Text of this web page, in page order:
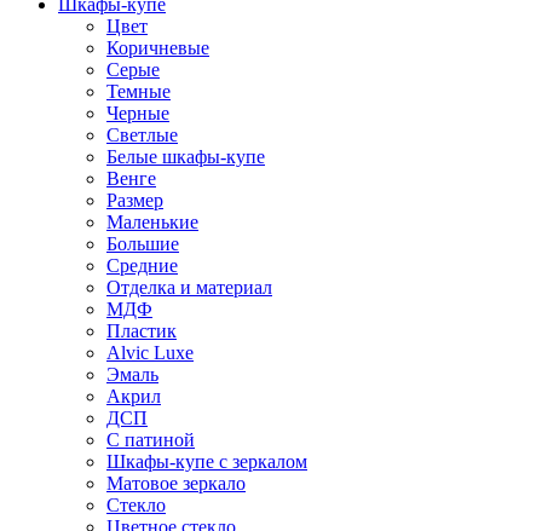
Шкафы-купе
Цвет
Коричневые
Серые
Темные
Черные
Светлые
Белые шкафы-купе
Венге
Размер
Маленькие
Большие
Средние
Отделка и материал
МДФ
Пластик
Alvic Luxe
Эмаль
Акрил
ДСП
С патиной
Шкафы-купе с зеркалом
Матовое зеркало
Стекло
Цветное стекло